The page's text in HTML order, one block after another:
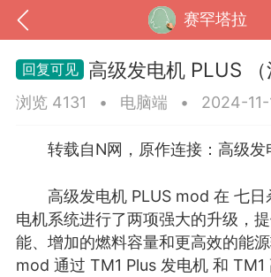
赛罕塔拉
高级发电机 PLUS （
浏览 4131 • 电脑端 • 2024-
转载自N网，原作连接： 高级发
高级发电机 PLUS mod 在 七日
电机系统进行了两项强大的升级，
能、增加的燃料容量和更高效的能
mod 通过 TM1 Plus 发电机 和 TM1